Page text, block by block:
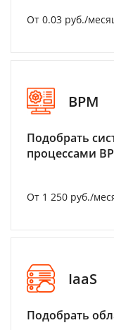
От 0.03 руб./
BPM
Подобрать
процессами
От 1 250 руб./
IaaS
Подобрать